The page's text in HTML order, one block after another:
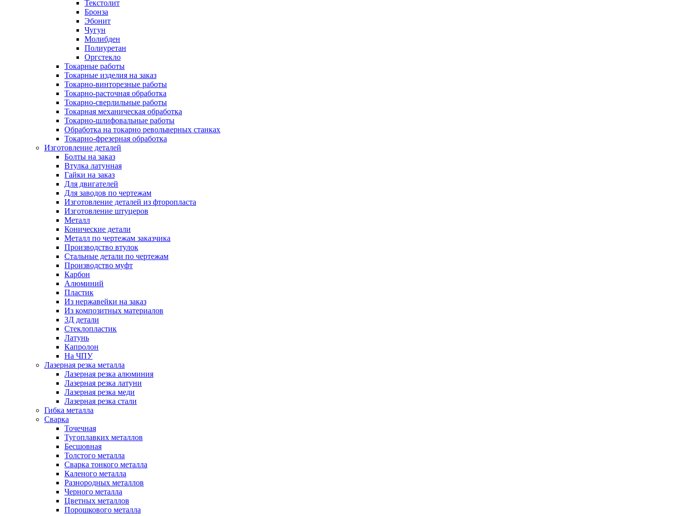
Текстолит
Бронза
Эбонит
Чугун
Молибден
Полиуретан
Оргстекло
Токарные работы
Токарные изделия на заказ
Токарно-винторезные работы
Токарно-расточная обработка
Токарно-сверлильные работы
Токарная механическая обработка
Токарно-шлифовальные работы
Обработка на токарно револьверных станках
Токарно-фрезерная обработка
Изготовление деталей
Болты на заказ
Втулка латунная
Гайки на заказ
Для двигателей
Для заводов по чертежам
Изготовление деталей из фторопласта
Изготовление штуцеров
Металл
Конические детали
Металл по чертежам заказчика
Производство втулок
Стальные детали по чертежам
Производство муфт
Карбон
Алюминий
Пластик
Из нержавейки на заказ
Из композитных материалов
3Д детали
Стеклопластик
Латунь
Капролон
На ЧПУ
Лазерная резка металла
Лазерная резка алюминия
Лазерная резка латуни
Лазерная резка меди
Лазерная резка стали
Гибка металла
Сварка
Точечная
Тугоплавких металлов
Бесшовная
Толстого металла
Сварка тонкого металла
Каленого металла
Разнородных металлов
Черного металла
Цветных металлов
Порошкового металла